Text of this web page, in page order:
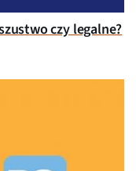
czy legalne?